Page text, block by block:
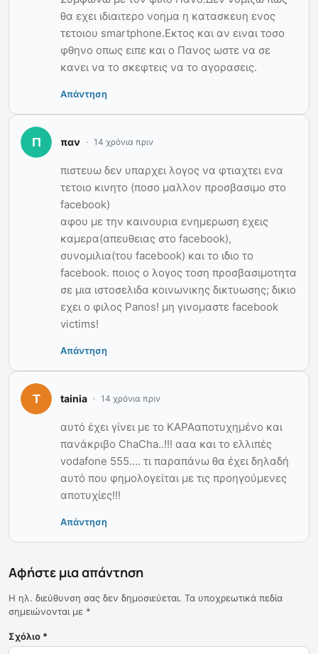
θα εχει ιδιαιτερο νοημα η κατασκευη ενος
τετοιου smartphone.Εκτος και αν ειναι τοσο
φθηνο οπως ειπε και ο Πανος ωστε να σε
κανει να το σκεφτεις να το αγορασεις.
Απάντηση
παν 14 χρόνια πριν
πιστευω δεν υπαρχει λογος να φτιαχτει ενα
τετοιο κινητο (ποσο μαλλον προσβασιμο στο
facebook)
αφου με την καινουρια ενημερωση εχεις
καμερα(απευθειας στο facebook),
συνομιλια(του facebook) και το ιδιο το
facebook. ποιος ο λογος τοση προσβασιμοτητα
σε μια ιστοσελιδα κοινωνικης δικτυωσης; δικιο
εχει ο φιλος Panos! μη γινομαστε facebook
victims!
Απάντηση
tainia 14 χρόνια πριν
αυτό έχει γίνει με το ΚΑΡΑαποτυχημένο και
πανάκριβο ChaCha..!!! ααα και το ελλιπές
vodafone 555…. τι παραπάνω θα έχει δηλαδή
αυτό που φημολογείται με τις προηγούμενες
αποτυχίες!!!
Απάντηση
Αφήστε μια απάντηση
Η ηλ. διεύθυνση σας δεν δημοσιεύεται. Τα υποχρεωτικά πεδία
σημειώνονται με *
Σχόλιο *